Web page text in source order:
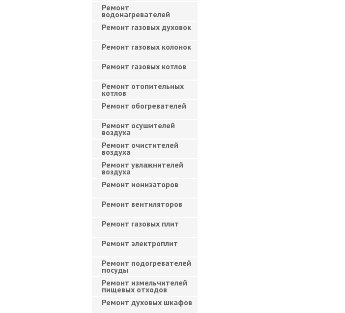
Ремонт
водонагревателей
Ремонт газовых духовок
Ремонт газовых колонок
Ремонт газовых котлов
Ремонт отопительных
котлов
Ремонт обогревателей
Ремонт осушителей
воздуха
Ремонт очистителей
воздуха
Ремонт увлажнителей
воздуха
Ремонт ионизаторов
Ремонт вентиляторов
Ремонт газовых плит
Ремонт электроплит
Ремонт подогревателей
посуды
Ремонт измельчителей
пищевых отходов
Ремонт духовых шкафов